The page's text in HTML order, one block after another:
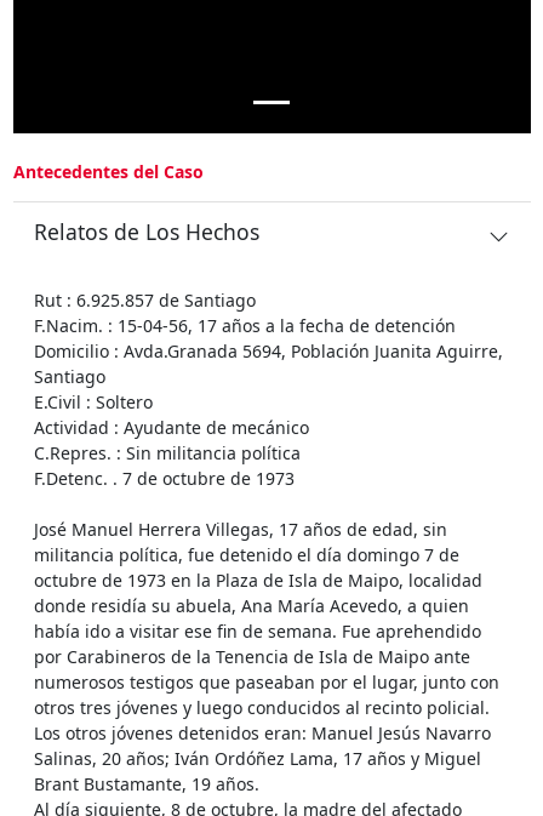
Antecedentes del Caso
Relatos de Los Hechos
Rut : 6.925.857 de Santiago
F.Nacim. : 15-04-56, 17 años a la fecha de detención
Domicilio : Avda.Granada 5694, Población Juanita Aguirre,
Santiago
E.Civil : Soltero
Actividad : Ayudante de mecánico
C.Repres. : Sin militancia política
F.Detenc. . 7 de octubre de 1973
José Manuel Herrera Villegas, 17 años de edad, sin
militancia política, fue detenido el día domingo 7 de
octubre de 1973 en la Plaza de Isla de Maipo, localidad
donde residía su abuela, Ana María Acevedo, a quien
había ido a visitar ese fin de semana. Fue aprehendido
por Carabineros de la Tenencia de Isla de Maipo ante
numerosos testigos que paseaban por el lugar, junto con
otros tres jóvenes y luego conducidos al recinto policial.
Los otros jóvenes detenidos eran: Manuel Jesús Navarro
Salinas, 20 años; Iván Ordóñez Lama, 17 años y Miguel
Brant Bustamante, 19 años.
Al día siguiente, 8 de octubre, la madre del afectado